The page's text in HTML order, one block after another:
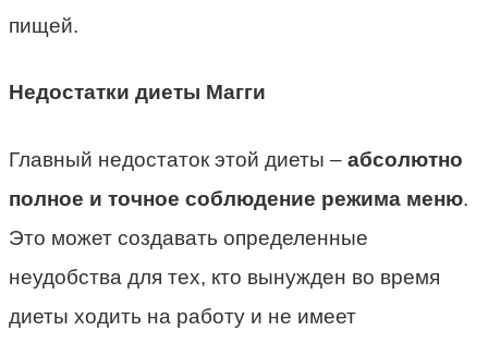
пищей.
Недостатки диеты Магги
Главный недостаток этой диеты – абсолютно
полное и точное соблюдение режима меню.
Это может создавать определенные
неудобства для тех, кто вынужден во время
диеты ходить на работу и не имеет